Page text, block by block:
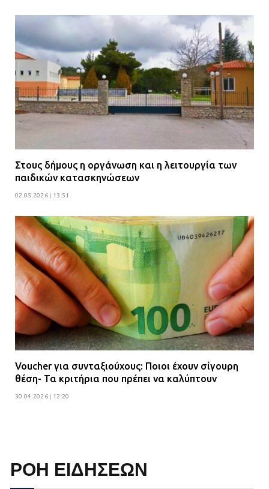
Στους δήμους η οργάνωση και η λειτουργία των
παιδικών κατασκηνώσεων
02.05.2026 | 13:51
Voucher για συνταξιούχους: Ποιοι έχουν σίγουρη
θέση- Τα κριτήρια που πρέπει να καλύπτουν
30.04.2026 | 12:20
ΡΟΗ ΕΙΔΗΣΕΩΝ